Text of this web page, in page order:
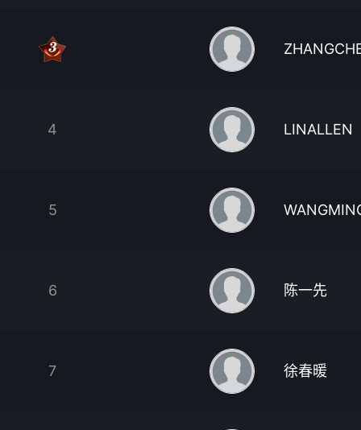
4 LINALLEN
5
6 陈一先
7 徐春暖